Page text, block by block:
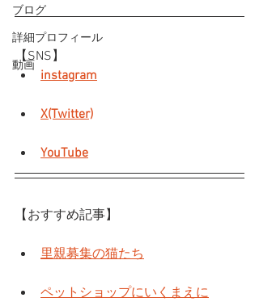
ブログ
詳細プロフィール
動画
【SNS】
instagram
X(Twitter)
YouTube
【おすすめ記事】
里親募集の猫たち
ペットショップにいくまえに